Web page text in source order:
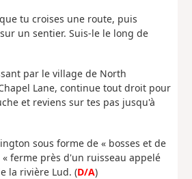
tu croises une route, puis
un sentier. Suis-le le long de
par le village de North
Lane, continue tout droit pour
et reviens sur tes pas jusqu'à
sous forme de « bosses et de
ferme près d'un ruisseau appelé
la rivière Lud. (D/A)